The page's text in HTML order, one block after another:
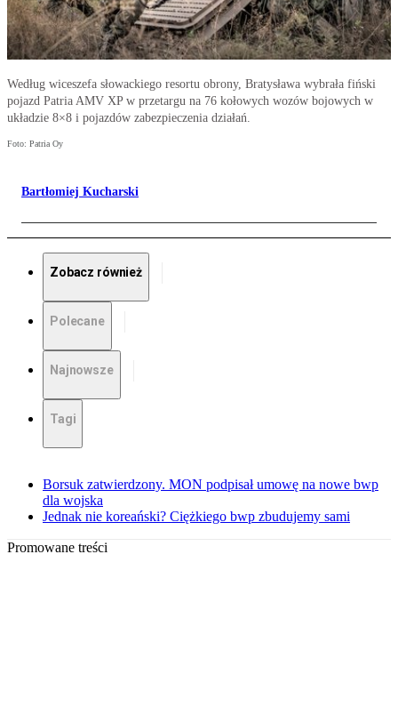
Według wiceszefa słowackiego resortu obrony, Bratysława wybrała fiński
pojazd Patria AMV XP w przetargu na 76 kołowych wozów bojowych w
układzie 8×8 i pojazdów zabezpieczenia działań.
Foto: Patria Oy
Bartłomiej Kucharski
Zobacz również
Polecane
Najnowsze
Tagi
Borsuk zatwierdzony. MON podpisał umowę na nowe bwp
dla wojska
Jednak nie koreański? Ciężkiego bwp zbudujemy sami
Promowane treści